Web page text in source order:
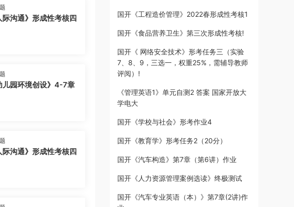
际沟通》形成性考核四
儿园环境创设》4-7章
际沟通》形成性考核四
国开《工程造价管理》2022春形成性考核1
国开《食品营养卫生》第三次形成性考核!
国开《 网络安全技术》形考任务三（实验
7、8、9，三选一，权重25%，需辅导教师
评阅）!
《管理英语1》单元自测2 答案 国家开放大
学电大
国开《学校与社会》形考作业4
国开《教育学》形考任务2（20分）
国开《汽车构造》第7章（第6讲）作业
国开《人力资源管理案例选读》终极测试
国开《汽车专业英语（本）》第7章(2讲)作